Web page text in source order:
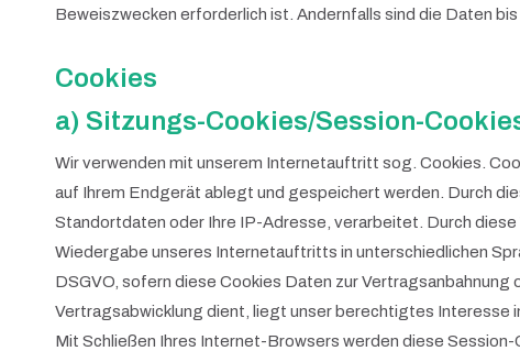
Beweiszwecken erforderlich ist. Andernfalls sind die Daten
Cookies
a) Sitzungs-Cookies/Session-
Wir verwenden mit unserem Internetauftritt sog. Cookies.
auf Ihrem Endgerät ablegt und gespeichert werden. Durch
Standortdaten oder Ihre IP-Adresse, verarbeitet. Durch
Wiedergabe unseres Internetauftritts in unterschiedlichen
DSGVO, sofern diese Cookies Daten zur
Vertragsabwicklung dient, liegt unser berechtigtes Interesse
Mit Schließen Ihres Internet-Browsers werden diese Session-